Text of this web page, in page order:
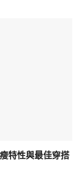
特性與最佳穿搭